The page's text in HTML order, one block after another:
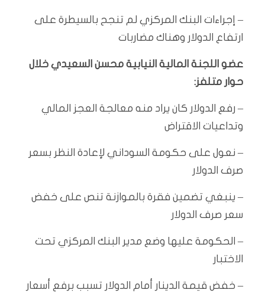
– إجراءات البنك المركزي لم تنجح بالسيطرة على
ارتفاع الدولار وهناك مضاربات
عضو اللجنة المالية النيابية محسن السعيدي خلال
حوار متلفز:
– رفع الدولار كان يراد منه معالجة العجز المالي
وتداعيات الاقتراض
– نعول على حكومة السوداني لإعادة النظر بسعر
صرف الدولار
– ينبغي تضمين فقرة بالموازنة تنص على خفض
سعر صرف الدولار
– الحكومة عليها وضع مدير البنك المركزي تحت
الاختبار
– خفض قيمة الدينار أمام الدولار تسبب برفع أسعار